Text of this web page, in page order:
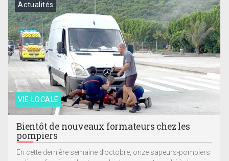
VIE LOCALE
Actualités
Bientôt de nouveaux formateurs chez les
pompiers
En cette dernière semaine d’octobre, onze sapeurs-pompiers